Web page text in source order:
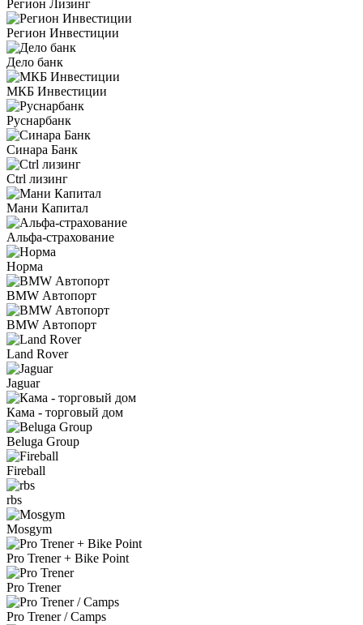
Регион Лизинг
Регион Инвестиции
Дело банк
МКБ Инвестиции
Руснарбанк
Синара Банк
Ctrl лизинг
Мани Капитал
Альфа-страхование
Норма
BMW Автопорт
BMW Автопорт
Land Rover
Jaguar
Кама - торговый дом
Beluga Group
Fireball
rbs
Mosgym
Pro Trener + Bike Point
Pro Trener
Pro Trener / Camps